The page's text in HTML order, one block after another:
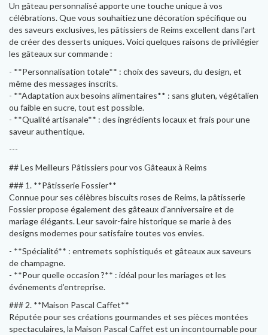
Un gâteau personnalisé apporte une touche unique à vos
célébrations. Que vous souhaitiez une décoration spécifique ou
des saveurs exclusives, les pâtissiers de Reims excellent dans l'art
de créer des desserts uniques. Voici quelques raisons de privilégier
les gâteaux sur commande :
- **Personnalisation totale** : choix des saveurs, du design, et
même des messages inscrits.
- **Adaptation aux besoins alimentaires** : sans gluten, végétalien
ou faible en sucre, tout est possible.
- **Qualité artisanale** : des ingrédients locaux et frais pour une
saveur authentique.
---
## Les Meilleurs Pâtissiers pour vos Gâteaux à Reims
### 1. **Pâtisserie Fossier**
Connue pour ses célèbres biscuits roses de Reims, la pâtisserie
Fossier propose également des gâteaux d'anniversaire et de
mariage élégants. Leur savoir-faire historique se marie à des
designs modernes pour satisfaire toutes vos envies.
- **Spécialité** : entremets sophistiqués et gâteaux aux saveurs
de champagne.
- **Pour quelle occasion ?** : idéal pour les mariages et les
événements d’entreprise.
### 2. **Maison Pascal Caffet**
Réputée pour ses créations gourmandes et ses pièces montées
spectaculaires, la Maison Pascal Caffet est un incontournable pour